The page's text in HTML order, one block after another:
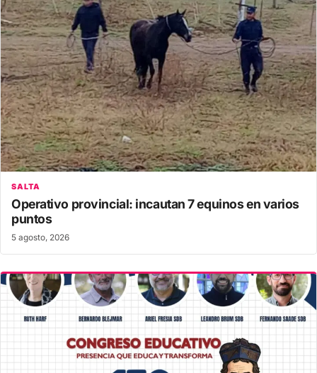
SALTA
Operativo provincial: incautan 7 equinos en varios
puntos
5 agosto, 2026